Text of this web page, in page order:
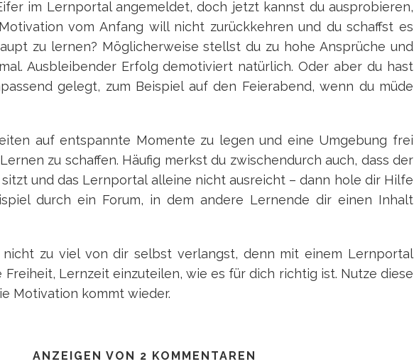
im Lernportal angemeldet, doch jetzt kannst du ausprobieren,
vom Anfang will nicht zurückkehren und du schaffst es
zu lernen? Möglicherweise stellst du zu hohe Ansprüche und
Ausbleibender Erfolg demotiviert natürlich. Oder aber du hast
gelegt, zum Beispiel auf den Feierabend, wenn du müde
auf entspannte Momente zu legen und eine Umgebung frei
zu schaffen. Häufig merkst du zwischendurch auch, dass der
und das Lernportal alleine nicht ausreicht – dann hole dir Hilfe
durch ein Forum, in dem andere Lernende dir einen Inhalt
zu viel von dir selbst verlangst, denn mit einem Lernportal
Freiheit, Lernzeit einzuteilen, wie es für dich richtig ist. Nutze diese
Motivation kommt wieder.
ANZEIGEN VON 2 KOMMENTAREN